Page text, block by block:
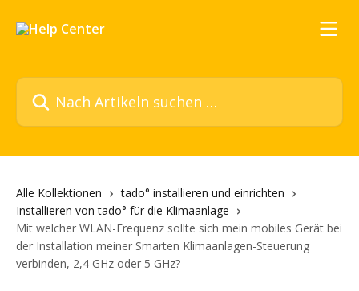
Nach Artikeln suchen …
Alle Kollektionen
tado° installieren und einrichten
Installieren von tado° für die Klimaanlage
Mit welcher WLAN-Frequenz sollte sich mein mobiles Gerät bei
der Installation meiner Smarten Klimaanlagen-Steuerung
verbinden, 2,4 GHz oder 5 GHz?